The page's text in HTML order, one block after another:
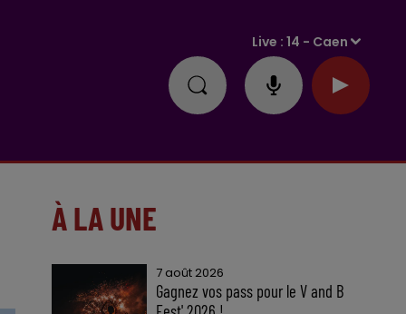
Live :14 - Caen
À LA UNE
7 août 2026
Gagnez vos pass pour le V and B